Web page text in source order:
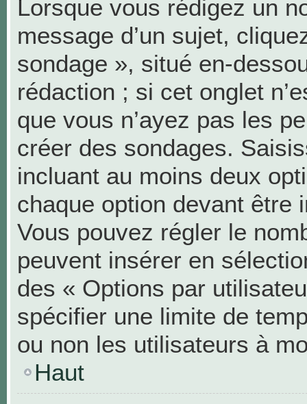
Lorsque vous rédigez un
message d’un sujet,
sondage », situé en-
rédaction ; si cet onglet
que vous n’ayez pas les
créer des sondages.
incluant au moins deux
chaque option devant être
Vous pouvez régler le
peuvent insérer en
des « Options par
spécifier une limite de
ou non les utilisateurs à
Haut